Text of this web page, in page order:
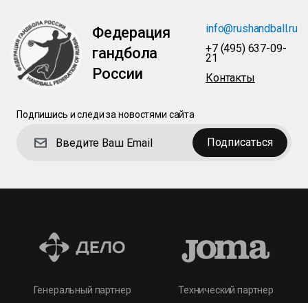
Федерация
гандбола
России
info@rushandball.ru
+7 (495) 637-09-
21
Контакты
Подпишись и следи за новостями сайта
Подписаться
Генеральный партнер Технический партнер